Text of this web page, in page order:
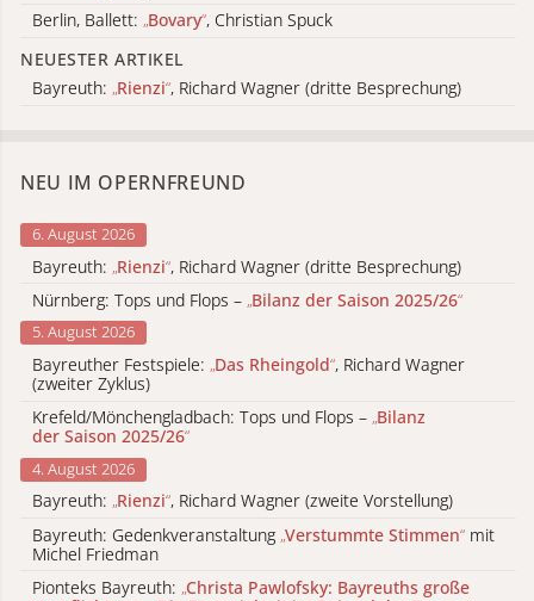
Berlin, Ballett: „Bovary“, Christian Spuck
NEUESTER ARTIKEL
Bayreuth: „Rienzi“, Richard Wagner (dritte Besprechung)
NEU IM OPERNFREUND
6. August 2026
Bayreuth: „Rienzi“, Richard Wagner (dritte Besprechung)
Nürnberg: Tops und Flops – „Bilanz der Saison 2025/26“
5. August 2026
Bayreuther Festspiele: „Das Rheingold“, Richard Wagner
(zweiter Zyklus)
Krefeld/Mönchengladbach: Tops und Flops – „Bilanz
der Saison 2025/26“
4. August 2026
Bayreuth: „Rienzi“, Richard Wagner (zweite Vorstellung)
Bayreuth: Gedenkveranstaltung „Verstummte Stimmen“ mit
Michel Friedman
Pionteks Bayreuth: „Christa Pawlofsky: Bayreuths große